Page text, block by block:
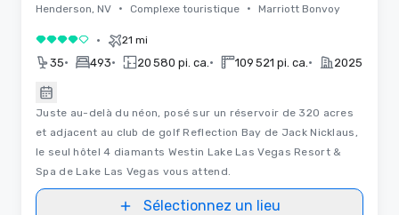
Henderson, NV • Complexe touristique • Marriott Bonvoy
4 sur 5 • 21 mi
35• 493• 20 580 pi. ca. • 109 521 pi. ca. • 2025
Juste au-delà du néon, posé sur un réservoir de 320 acres
et adjacent au club de golf Reflection Bay de Jack Nicklaus,
le seul hôtel 4 diamants Westin Lake Las Vegas Resort &
Spa de Lake Las Vegas vous attend.
Sélectionnez un lieu